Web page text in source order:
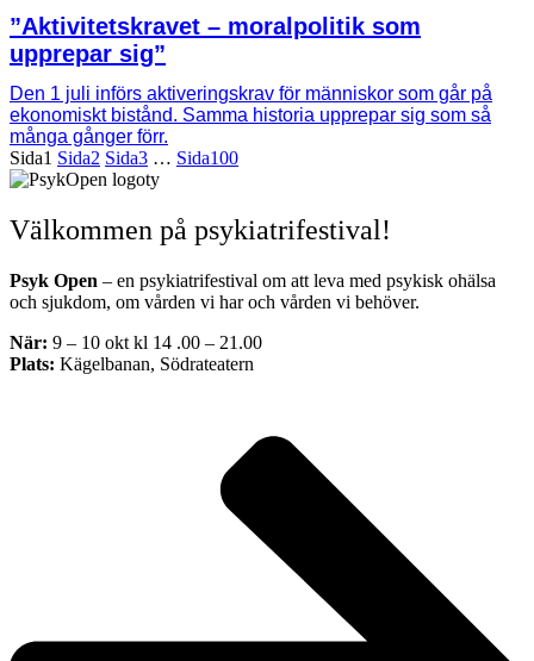
”Aktivitetskravet – moralpolitik som
upprepar sig”
Den 1 juli införs aktiveringskrav för människor som går på
ekonomiskt bistånd. Samma historia upprepar sig som så
många gånger förr.
Sida1 Sida2 Sida3 … Sida100
Välkommen på psykiatrifestival!
Psyk Open – en psykiatrifestival om att leva med psykisk ohälsa
och sjukdom, om vården vi har och vården vi behöver.
När: 9 – 10 okt kl 14 .00 – 21.00
Plats: Kägelbanan, Södrateatern